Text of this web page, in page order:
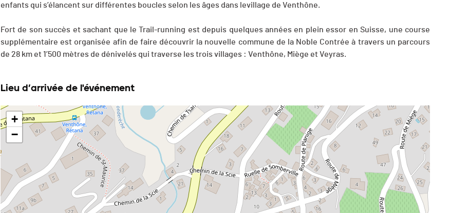
enfants qui s’élancent sur différentes boucles selon les âges dans levillage de Venthône.
Fort de son succès et sachant que le Trail-running est depuis quelques années en plein essor en Suisse, une course
supplémentaire est organisée afin de faire découvrir la nouvelle commune de la Noble Contrée à travers un parcours
de 28 km et 1’500 mètres de dénivelés qui traverse les trois villages : Venthône, Miège et Veyras.
Lieu d’arrivée de l'événement
+
−